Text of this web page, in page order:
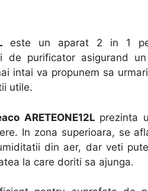
este un aparat 2 in 1
de purificator asigurand
intai va propunem sa
utile.
ARETEONE12L prezinta
In zona superioara, se
din aer, dar veti
la care doriti sa ajunga.